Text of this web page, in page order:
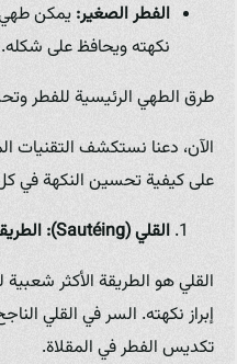
الفطر الصغير:يمكن طهي
نكهته ويحافظ على شكله.
طرق الطهي الرئيسية للفطر
الآن، دعنا نستكشف التقنيات
على كيفية تحسين النكهة في
القلي (Sautéing): الطريقة الأكثر شيوعاً وفعالية
القلي هو الطريقة الأكثر
إبراز نكهته. السر في القلي
تكديس الفطر في المقلاة.